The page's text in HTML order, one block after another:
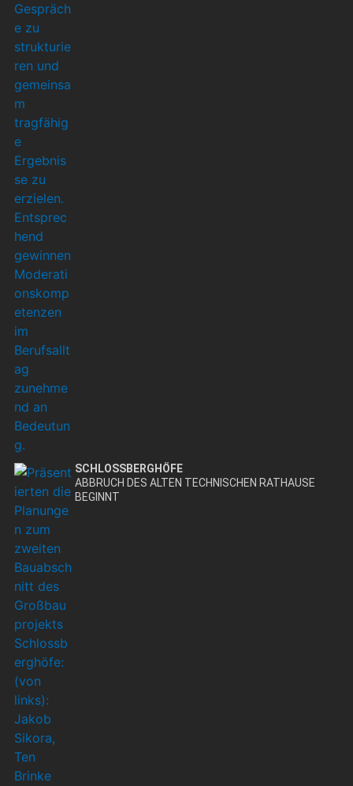
SCHLOSSBERGHÖFE
ABBRUCH DES ALTEN TECHNISCHEN RATHAUSE
BEGINNT